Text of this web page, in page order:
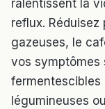
ralentissent la
reflux.
gazeuses, le
vos symptômes
fermentescibles
légumineuses